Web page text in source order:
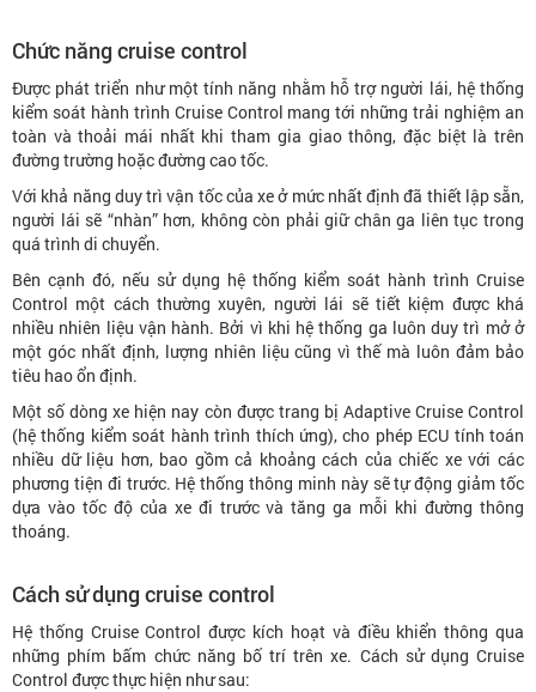
Chức năng cruise control
Được phát triển như một tính năng nhằm hỗ trợ người lái, hệ thống
kiểm soát hành trình Cruise Control mang tới những trải nghiệm an
toàn và thoải mái nhất khi tham gia giao thông, đặc biệt là trên
đường trường hoặc đường cao tốc.
Với khả năng duy trì vận tốc của xe ở mức nhất định đã thiết lập sẵn,
người lái sẽ “nhàn” hơn, không còn phải giữ chân ga liên tục trong
quá trình di chuyển.
Bên cạnh đó, nếu sử dụng hệ thống kiểm soát hành trình Cruise
Control một cách thường xuyên, người lái sẽ tiết kiệm được khá
nhiều nhiên liệu vận hành. Bởi vì khi hệ thống ga luôn duy trì mở ở
một góc nhất định, lượng nhiên liệu cũng vì thế mà luôn đảm bảo
tiêu hao ổn định.
Một số dòng xe hiện nay còn được trang bị Adaptive Cruise Control
(hệ thống kiểm soát hành trình thích ứng), cho phép ECU tính toán
nhiều dữ liệu hơn, bao gồm cả khoảng cách của chiếc xe với các
phương tiện đi trước. Hệ thống thông minh này sẽ tự động giảm tốc
dựa vào tốc độ của xe đi trước và tăng ga mỗi khi đường thông
thoáng.
Cách sử dụng cruise control
Hệ thống Cruise Control được kích hoạt và điều khiển thông qua
những phím bấm chức năng bố trí trên xe. Cách sử dụng Cruise
Control được thực hiện như sau: